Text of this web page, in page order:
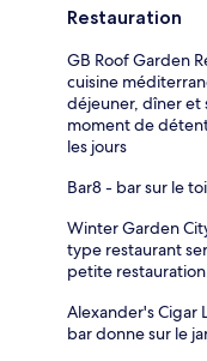
Restauration
GB Roof Garden
cuisine
déjeuner, dîner et
moment de
les jours
Bar8 - bar sur le
Winter Garden
type restaurant
petite
Alexander's Cigar
bar donne sur le